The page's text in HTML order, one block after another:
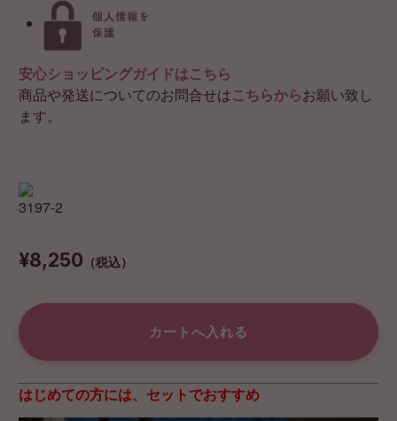
安心ショッピングガイドはこちら
商品や発送についてのお問合せはこちらからお願い致し
ます。
¥8,250 （税込）
はじめての方には、セットでおすすめ